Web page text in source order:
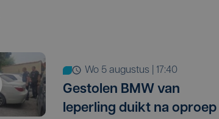
wo 5 augustus | 17:40
Gestolen BMW van
Ieperling duikt na oproep